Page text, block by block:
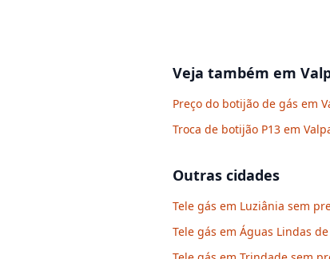
Veja também em
Preço do botijão de gás em
Troca de botijão P13 em
Outras cidades
Tele gás em Luziânia sem
Tele gás em Águas Lindas